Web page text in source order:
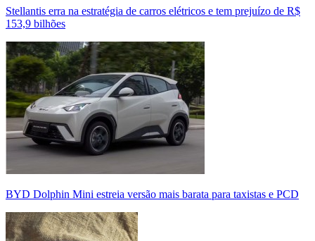
Stellantis erra na estratégia de carros elétricos e tem prejuízo de R$
153,9 bilhões
BYD Dolphin Mini estreia versão mais barata para taxistas e PCD